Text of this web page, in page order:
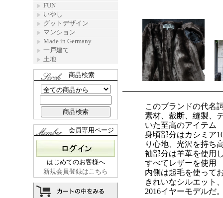
このブランドの代名
素材、裁断、縫製、
いた至高のアイテム
身頃部分はカシミア
り心地、光沢を持ち
袖部分は羊革を使用
すべてレザーを使用
内側は起毛を使って
きれいなシルエット
2016イヤーモデルだ
FUN
いやし
グットデザイン
マンション
Made in Germany
一戸建て
土地
商品検索
会員専用ページ
はじめてのお客様へ
新規会員登録はこちら